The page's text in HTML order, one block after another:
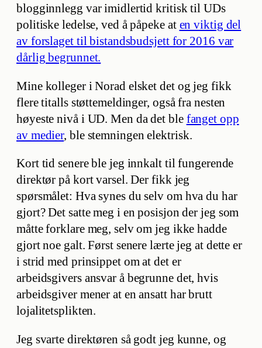
blogginnlegg var imidlertid kritisk til UDs
politiske ledelse, ved å påpeke at en viktig del
av forslaget til bistandsbudsjett for 2016 var
dårlig begrunnet.
Mine kolleger i Norad elsket det og jeg fikk
flere titalls støttemeldinger, også fra nesten
høyeste nivå i UD. Men da det ble fanget opp
av medier, ble stemningen elektrisk.
Kort tid senere ble jeg innkalt til fungerende
direktør på kort varsel. Der fikk jeg
spørsmålet: Hva synes du selv om hva du har
gjort? Det satte meg i en posisjon der jeg som
måtte forklare meg, selv om jeg ikke hadde
gjort noe galt. Først senere lærte jeg at dette er
i strid med prinsippet om at det er
arbeidsgivers ansvar å begrunne det, hvis
arbeidsgiver mener at en ansatt har brutt
lojalitetsplikten.
Jeg svarte direktøren så godt jeg kunne, og